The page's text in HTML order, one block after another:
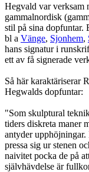
Hegvald var verksam
gammalnordisk
stil på sina dopfuntar.
bl a Vänge, Sjonhem,
hans signatur i
ett av få signerade
Så här karaktäriserar
Hegwalds dopfuntar:
"Som skulptural
tiders diskreta maner
antyder
pressa sig ur stenen
naivitet pocka de på
självhävdelse är